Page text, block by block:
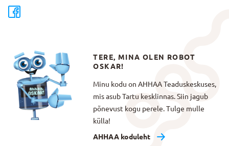
TERE, MINA OLEN ROBOT
OSKAR!
Minu kodu on AHHAA Teaduskeskuses,
mis asub Tartu kesklinnas. Siin jagub
põnevust kogu perele. Tulge mulle
külla!
AHHAA koduleht